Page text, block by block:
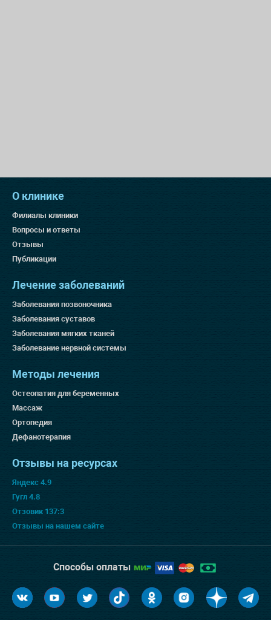
О клинике
Филиалы клиники
Вопросы и ответы
Отзывы
Публикации
Лечение заболеваний
Заболевания позвоночника
Заболевания суставов
Заболевания мягких тканей
Заболевание нервной системы
Методы лечения
Остеопатия для беременных
Массаж
Ортопедия
Дефанотерапия
Отзывы на ресурсах
Яндекс 4.9
Гугл 4.8
Отзовик 137:3
Отзывы на нашем сайте
Способы оплаты